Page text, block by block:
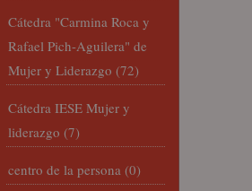
Cátedra "Carmina Roca y
Rafael Pich-Aguilera" de
Mujer y Liderazgo (72)
Cátedra IESE Mujer y
liderazgo (7)
centro de la persona (0)